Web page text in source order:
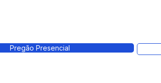
Pregão Presencial